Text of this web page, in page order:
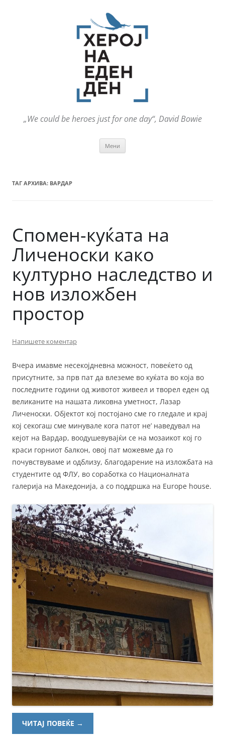
„We could be heroes just for one day“, David Bowie
Мени
ТАГ АРХИВА: ВАРДАР
Спомен-куќата на
Личеноски како
културно наследство и
нов изложбен
простор
Напишете коментар
Вчера имавме несекојдневна можност, повеќето од
присутните, за прв пат да влеземе во куќата во која во
последните години од животот живеел и творел еден од
великаните на нашата ликовна уметност, Лазар
Личеноски. Објектот кој постојано сме го гледале и крај
кој секогаш сме минувале кога патот не’ наведувал на
кејот на Вардар, воодушевувајќи се на мозаикот кој го
краси горниот балкон, овој пат можевме да го
почувствуваме и одблизу, благодарение на изложбата на
студентите од ФЛУ, во соработка со Националната
галерија на Македонија, а со поддршка на Europe house.
ЧИТАЈ ПОВЕЌЕ →